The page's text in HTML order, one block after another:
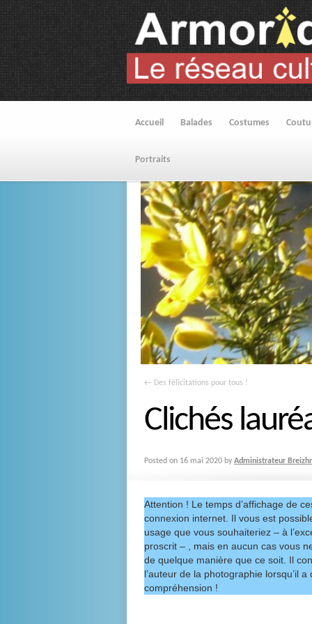
Accueil Balades Costumes
Portraits
← Des félicitations pour tous !
Clichés
Posted on 16 mai 2020 by Administrateur
Attention ! Le temps d’affichage de
connexion internet. Il vous est
usage que vous souhaiteriez – à
proscrit – , mais en aucun cas vous
de quelque manière que ce soit. Il
l’auteur de la photographie lorsqu’il
compréhension !